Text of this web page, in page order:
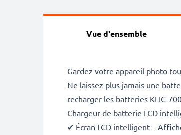
Vue d'ensemble
Gardez votre appareil photo
Ne laissez plus jamais une
recharger les batteries KLIC-
Chargeur de batterie LCD
✔ Écran LCD intelligent –